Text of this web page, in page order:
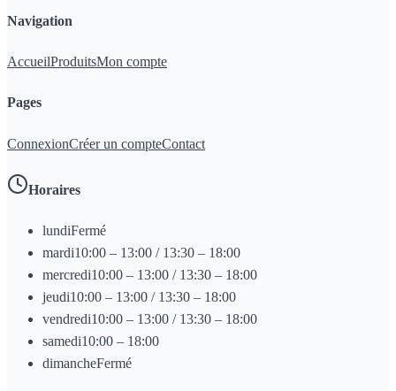
Navigation
AccueilProduitsMon compte
Pages
ConnexionCréer un compteContact
Horaires
lundiFermé
mardi10:00 – 13:00 / 13:30 – 18:00
mercredi10:00 – 13:00 / 13:30 – 18:00
jeudi10:00 – 13:00 / 13:30 – 18:00
vendredi10:00 – 13:00 / 13:30 – 18:00
samedi10:00 – 18:00
dimancheFermé